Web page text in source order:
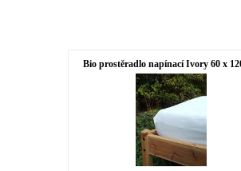
Bio prostěradlo napínací Ivory 60 x